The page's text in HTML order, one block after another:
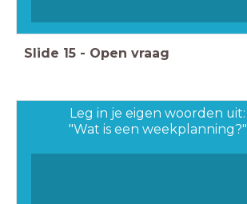
Slide 15 - Open vraag
Leg in je eigen woorden uit:
"Wat is een weekplanning?"